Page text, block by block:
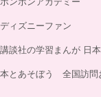
ディズニーファン
講談社の学習まんが 日
本とあそぼう 全国訪問